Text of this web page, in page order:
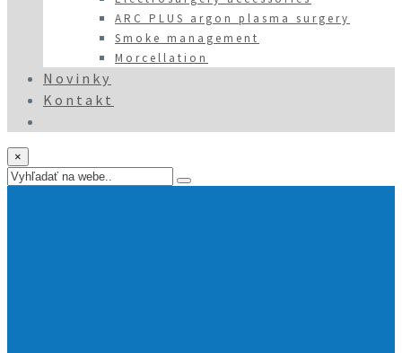
ARC PLUS argon plasma surgery
Smoke management
Morcellation
Novinky
Kontakt
×